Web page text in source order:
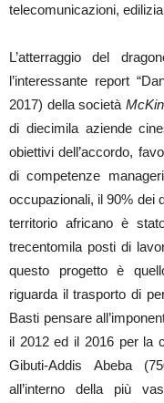
telecomunicazioni,
L’atterraggio del
l’interessante report
2017) della società
di diecimila aziende
obiettivi dell’accordo,
di competenze
occupazionali, il 90% dei
territorio africano è
trecentomila posti di
questo progetto è
riguarda il trasporto di
Basti pensare
il 2012 ed il 2016 per la
Gibuti-Addis Abeba
all’interno della più